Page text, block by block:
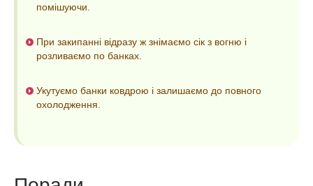
помішуючи.
При закипанні відразу ж знімаємо сік з вогню і
розливаємо по банках.
Укутуємо банки ковдрою і залишаємо до повного
охолодження.